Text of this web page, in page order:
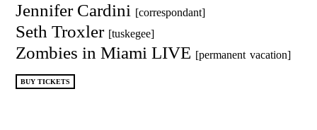
Jennifer Cardini [correspondant]
Seth Troxler [tuskegee]
Zombies in Miami LIVE [permanent vacation]
BUY TICKETS